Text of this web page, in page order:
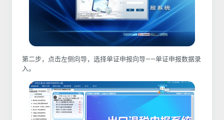
第二步，点击左侧向导，选择单证申报向导——单证申报数据录
入。